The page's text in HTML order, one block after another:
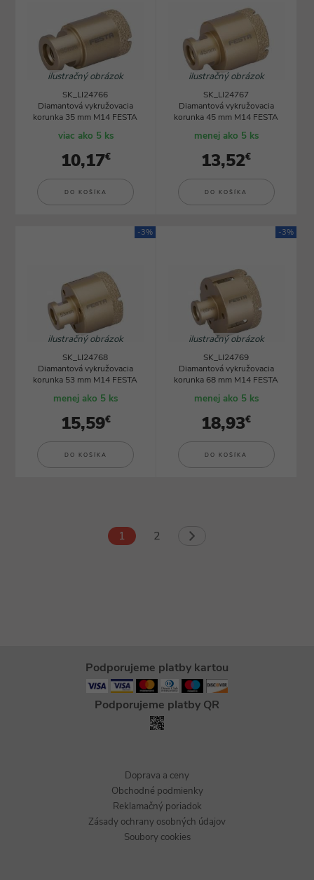
ilustračný obrázok
SK_LI24766
Diamantová vykružovacia
korunka 35 mm M14 FESTA
viac ako 5 ks
10,17€
DO KOŠÍKA
ilustračný obrázok
SK_LI24767
Diamantová vykružovacia
korunka 45 mm M14 FESTA
menej ako 5 ks
13,52€
DO KOŠÍKA
-3%
ilustračný obrázok
SK_LI24768
Diamantová vykružovacia
korunka 53 mm M14 FESTA
menej ako 5 ks
15,59€
DO KOŠÍKA
-3%
ilustračný obrázok
SK_LI24769
Diamantová vykružovacia
korunka 68 mm M14 FESTA
menej ako 5 ks
18,93€
DO KOŠÍKA
1 2
Podporujeme platby kartou
Podporujeme platby QR
Doprava a ceny
Obchodné podmienky
Reklamačný poriadok
Zásady ochrany osobných údajov
Soubory cookies